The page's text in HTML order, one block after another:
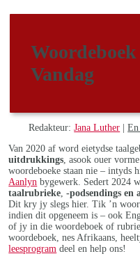
Vandag
Redakteur:Jana Luther |
Van 2020 af word eietydse
uitdrukkings , asook ouer
woordeboeke staan nie – intyds
Aanlyn bygewerk. Sedert 2024
taalrubrieke ,-podsendings en
Dit kry jy slegs hier. Tik ’n
indien dit opgeneem is – ook
of jy in die woordeboek of
woordeboek, nes Afrikaans,
leesprogram deel en help ons!